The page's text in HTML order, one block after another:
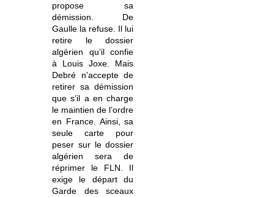
propose sa
démission. De
Gaulle la refuse. Il lui
retire le dossier
algérien qu’il confie
à Louis Joxe. Mais
Debré n’accepte de
retirer sa démission
que s’il a en charge
le maintien de l’ordre
en France. Ainsi, sa
seule carte pour
peser sur le dossier
algérien sera de
réprimer le FLN. Il
exige le départ du
Garde des sceaux